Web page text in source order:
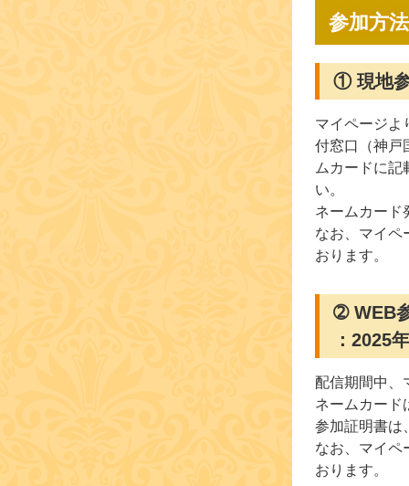
参加方法
① 現地
マイページよ
付窓口（神戸
ムカードに
い。
ネームカード
なお、マイペ
おります。
➁ WEB
：2025
配信期間中、
ネームカード
参加証明書は
なお、マイペ
おります。